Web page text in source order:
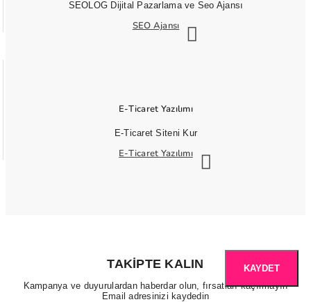
SEOLOG Dijital Pazarlama ve Seo Ajansı
SEO Ajansı
E-Ticaret Yazılımı
E-Ticaret Siteni Kur
E-Ticaret Yazılımı
TAKIPTE KALIN
Kampanya ve duyurulardan haberdar olun, fırsatları kaçırmayın
Email adresinizi kaydedin
KAYDET